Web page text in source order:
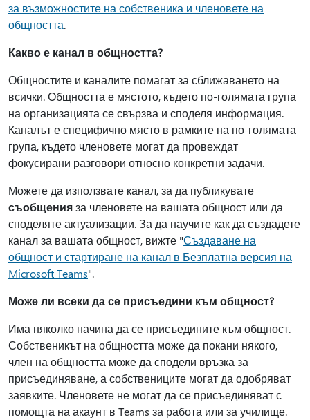
за възможностите на собственика и членовете на
общността.
Какво е канал в общността?
Общностите и каналите помагат за сближаването на
всички. Общността е мястото, където по-голямата група
на организацията се свързва и споделя информация.
Каналът е специфично място в рамките на по-голямата
група, където членовете могат да провеждат
фокусирани разговори относно конкретни задачи.
Можете да използвате канал, за да публикувате
съобщенияза членовете на вашата общност или да
споделяте актуализации. За да научите как да създадете
канал за вашата общност, вижте "Създаване на
общност и стартиране на канал в Безплатна версия на
Microsoft Teams".
Може ли всеки да се присъедини към общност?
Има няколко начина да се присъедините към общност.
Собственикът на общността може да покани някого,
член на общността може да сподели връзка за
присъединяване, а собствениците могат да одобряват
заявките. Членовете не могат да се присъединяват с
помощта на акаунт в Teams за работа или за училище.